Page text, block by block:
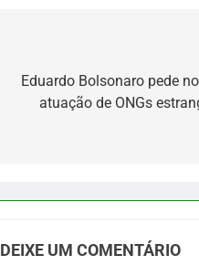
deEduardo Bolsonaro pede
atuação de ONGs
DEIXE UM COMENTÁRIO